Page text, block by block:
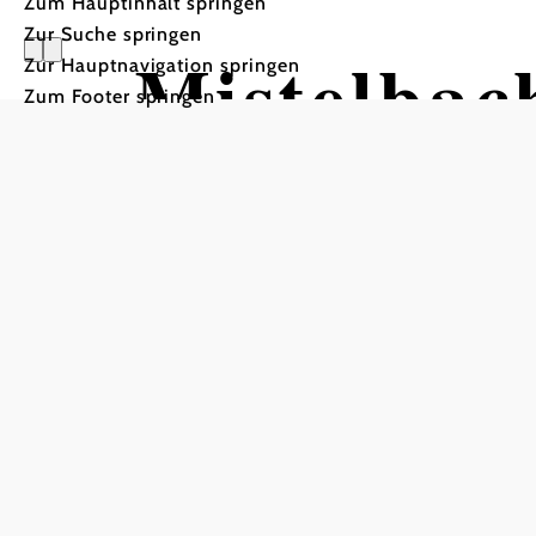
Zur Suche springen
Zur Hauptnavigation springen
Zum Footer springen